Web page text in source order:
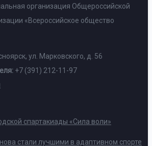
организация Общероссийской
«Всероссийское общество
ул. Марковского, д. 56
+7 (391) 212-11-97
спартакиады «Сила воли»
стали лучшими в адаптивном спорте